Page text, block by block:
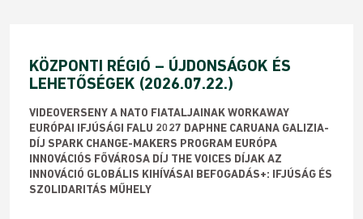
KÖZPONTI RÉGIÓ – ÚJDONSÁGOK ÉS
LEHETŐSÉGEK (2026.07.22.)
VIDEOVERSENY A NATO FIATALJAINAK WORKAWAY
EURÓPAI IFJÚSÁGI FALU 2027 DAPHNE CARUANA GALIZIA-
DÍJ SPARK CHANGE-MAKERS PROGRAM EURÓPA
INNOVÁCIÓS FŐVÁROSA DÍJ THE VOICES DÍJAK AZ
INNOVÁCIÓ GLOBÁLIS KIHÍVÁSAI BEFOGADÁS+: IFJÚSÁG ÉS
SZOLIDARITÁS MŰHELY